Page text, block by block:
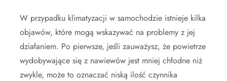
W przypadku klimatyzacji w samochodzie istnieje kilka
objawów, które mogą wskazywać na problemy z jej
działaniem. Po pierwsze, jeśli zauważysz, że powietrze
wydobywające się z nawiewów jest mniej chłodne niż
zwykle, może to oznaczać niską ilość czynnika